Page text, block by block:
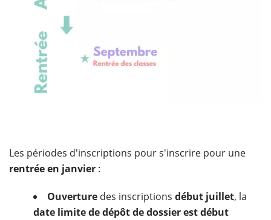
Les périodes d'inscriptions pour s'inscrire pour une
rentrée en janvier :
Ouverture des inscriptions début juillet, la
date limite de dépôt de dossier est début